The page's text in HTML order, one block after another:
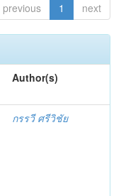
previous 1 next
Author(s)
กรรวี ศรีวิชัย